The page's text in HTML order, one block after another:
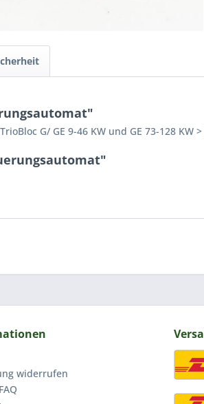
G/ GE 9-46 KW und GE 73-128 KW
widerrufen